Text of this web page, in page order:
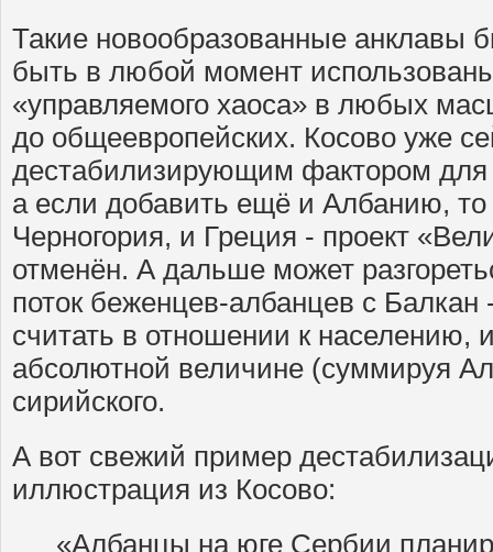
Такие новообразованные анклавы
быть в любой момент
«управляемого хаоса» в любых
до общеевропейских. Косово уже
дестабилизирующим фактором
а если добавить ещё и Албанию, то
Черногория, и Греция - проект
отменён. А дальше может
поток беженцев-албанцев с
считать в отношении к населению,
абсолютной величине (суммируя
сирийского.
А вот свежий пример
иллюстрация из Косово:
«Албанцы на юге Сербии